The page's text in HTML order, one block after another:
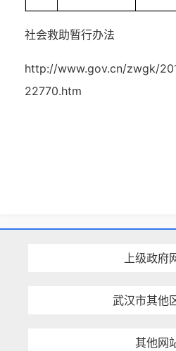
社会救助暂行办法
http://www.gov.cn/zwgk/
22770.htm
上级政府
武汉市其他
其他网